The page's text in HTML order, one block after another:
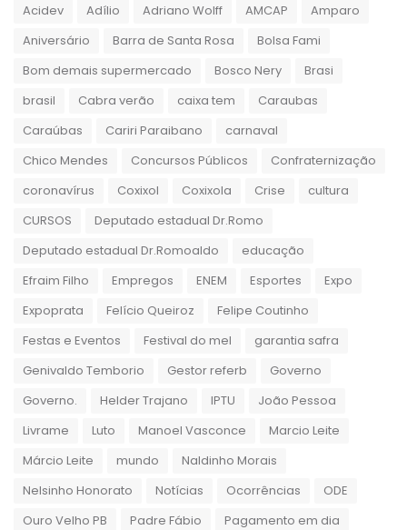
Acidev
Adílio Adriano Wolff AMCAP
Amparo
Aniversário
Barra de Santa Rosa
Bolsa Fami
Bom demais supermercado
Bosco Nery
Brasi
brasil
Cabra verão caixa tem
Caraubas
Caraúbas
Cariri Paraibano
carnaval
Chico Mendes
Concursos Públicos
Confraternização
coronavírus
Coxixol Coxixola Crise
cultura
CURSOS
Deputado estadual Dr.Romo
Deputado estadual Dr.Romoaldo
educação
Efraim Filho
Empregos ENEM Esportes
Expo
Expoprata
Felício Queiroz
Felipe Coutinho
Festas e Eventos
Festival do mel
garantia safra
Genivaldo Temborio
Gestor referb
Governo
Governo.
Helder Trajano IPTU
João Pessoa
Livrame
Luto Manoel Vasconce
Marcio Leite
Márcio Leite
mundo
Naldinho Morais
Nelsinho Honorato
Notícias Ocorrências
ODE
Ouro Velho PB
Padre Fábio
Pagamento em dia